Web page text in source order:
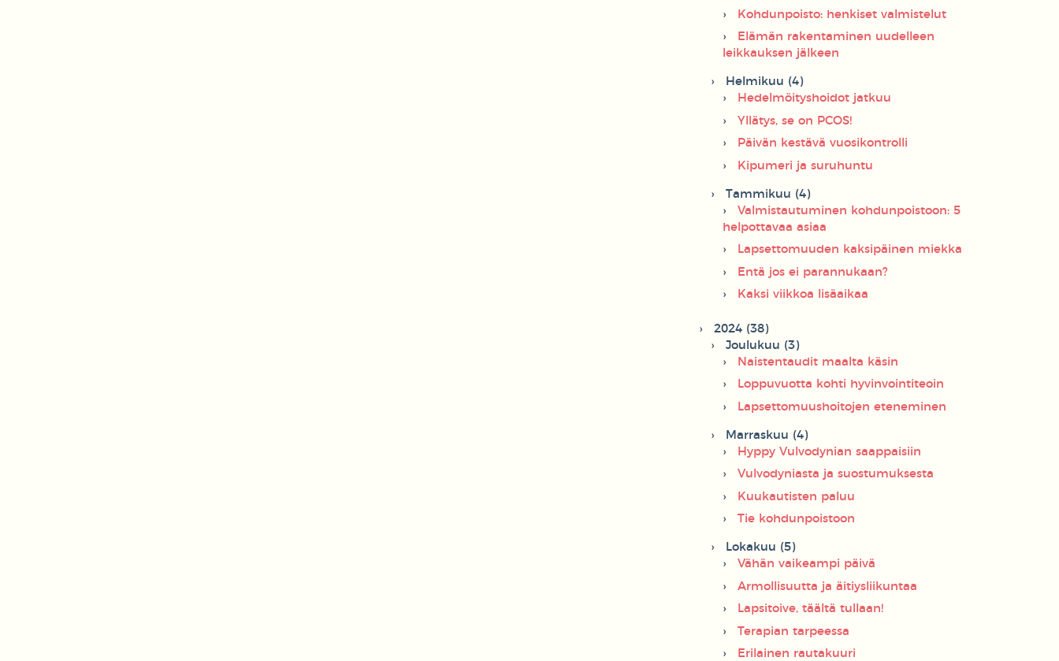
Kohdunpoisto: henkiset valmistelut
Elämän rakentaminen uudelleen
leikkauksen jälkeen
Helmikuu (4)
Hedelmöityshoidot jatkuu
Yllätys, se on PCOS!
Päivän kestävä vuosikontrolli
Kipumeri ja suruhuntu
Tammikuu (4)
Valmistautuminen kohdunpoistoon: 5
helpottavaa asiaa
Lapsettomuuden kaksipäinen miekka
Entä jos ei parannukaan?
Kaksi viikkoa lisäaikaa
2024 (38)
Joulukuu (3)
Naistentaudit maalta käsin
Loppuvuotta kohti hyvinvointiteoin
Lapsettomuushoitojen eteneminen
Marraskuu (4)
Hyppy Vulvodynian saappaisiin
Vulvodyniasta ja suostumuksesta
Kuukautisten paluu
Tie kohdunpoistoon
Lokakuu (5)
Vähän vaikeampi päivä
Armollisuutta ja äitiysliikuntaa
Lapsitoive, täältä tullaan!
Terapian tarpeessa
Erilainen rautakuuri